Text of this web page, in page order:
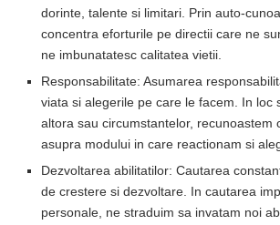
dorinte, talente si limitari. Prin auto-
concentra eforturile pe directii care ne
ne imbunatatesc calitatea vietii.
Responsabilitate: Asumarea
viata si alegerile pe care le facem. In loc
altora sau circumstantelor, recunoastem
asupra modului in care reactionam si
Dezvoltarea abilitatilor: Cautarea
de crestere si dezvoltare. In cautarea
personale, ne straduim sa invatam noi